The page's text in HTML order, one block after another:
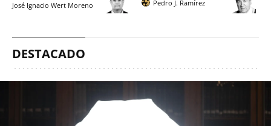
José Ignacio Wert Moreno Pedro J. Ramírez
DESTACADO